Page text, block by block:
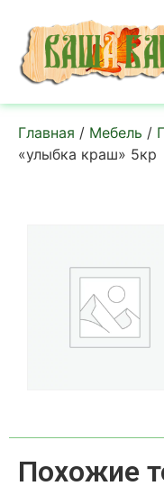
Главная / Мебель /
«улыбка краш» 5кр
Похожие